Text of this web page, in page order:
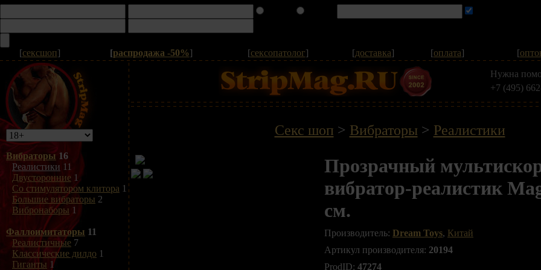
[сексшоп] [распродажа -50%] [сексопатолог] [доставка] [оплата] [
Вибраторы 16
Реалистики 11
Двусторонние 1
Со стимулятором клитора 1
Большие вибраторы 2
Вибронаборы 1
Фаллоимитаторы 11
Реалистичные 7
Классические дилдо 1
Гиганты 1
Нужна
+7 (495)
Секс шоп > Вибраторы > Реалистики
Прозрачный
вибратор-реалистик
см.
Производитель: Dream Toys, Китай
Артикул производителя: 20194
ProdID: 47274